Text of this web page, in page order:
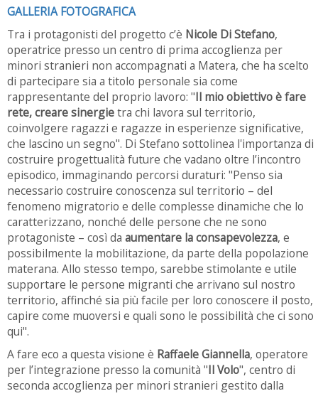
GALLERIA FOTOGRAFICA
Tra i protagonisti del progetto c’è Nicole Di Stefano,
operatrice presso un centro di prima accoglienza per
minori stranieri non accompagnati a Matera, che ha scelto
di partecipare sia a titolo personale sia come
rappresentante del proprio lavoro: "Il mio obiettivo è fare
rete, creare sinergietra chi lavora sul territorio,
coinvolgere ragazzi e ragazze in esperienze significative,
che lascino un segno". Di Stefano sottolinea l'importanza di
costruire progettualità future che vadano oltre l’incontro
episodico, immaginando percorsi duraturi: "Penso sia
necessario costruire conoscenza sul territorio – del
fenomeno migratorio e delle complesse dinamiche che lo
caratterizzano, nonché delle persone che ne sono
protagoniste – così da aumentare la consapevolezza, e
possibilmente la mobilitazione, da parte della popolazione
materana. Allo stesso tempo, sarebbe stimolante e utile
supportare le persone migranti che arrivano sul nostro
territorio, affinché sia più facile per loro conoscere il posto,
capire come muoversi e quali sono le possibilità che ci sono
qui".
A fare eco a questa visione è Raffaele Giannella, operatore
per l’integrazione presso la comunità "Il Volo", centro di
seconda accoglienza per minori stranieri gestito dalla